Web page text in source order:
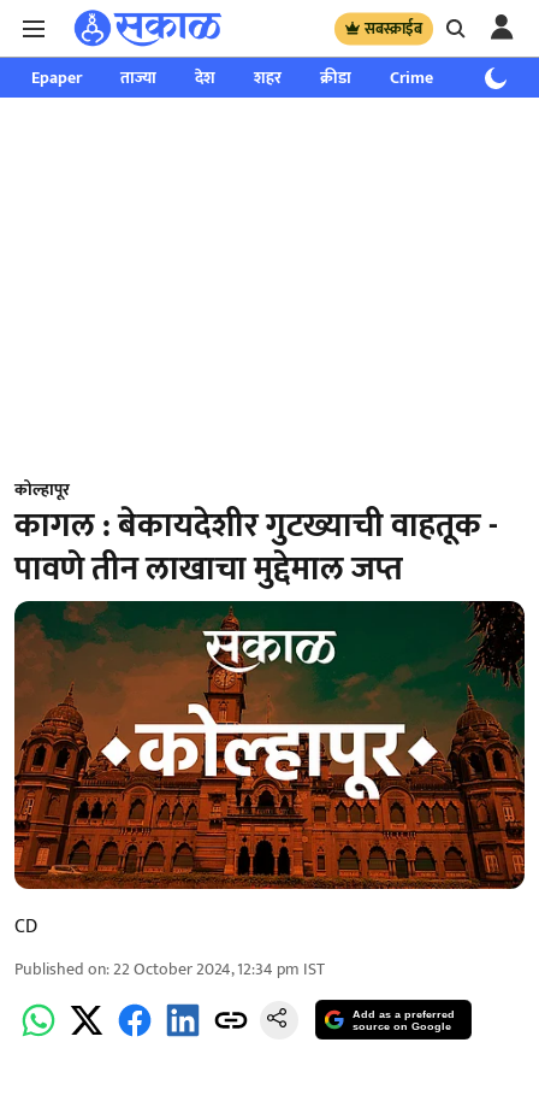
सबस्क्राईब
Epaper ताज्या देश शहर क्रीडा Crime साप्ताहिक
कोल्हापूर
कागल : बेकायदेशीर गुटख्याची वाहतूक -
पावणे तीन लाखाचा मुद्देमाल जप्त
CD
Published on:22 October 2024, 12:34 pm IST
Add as a preferred
source on Google